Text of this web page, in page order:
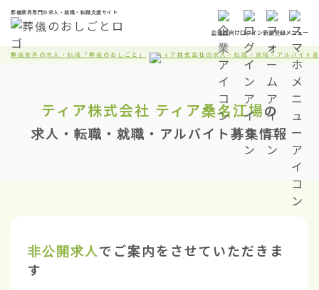
葬儀業界専門の求人・就職・転職支援サイト
企業様向けログイン新規登録メニュー
葬儀業界の求人・転職「葬儀のおしごと」 ティア株式会社の求人・転職・就職・アルバイト
ティア株式会社 ティア桑名江場の
求人・転職・就職・アルバイト募集情報
非公開求人でご案内をさせていただきま
す